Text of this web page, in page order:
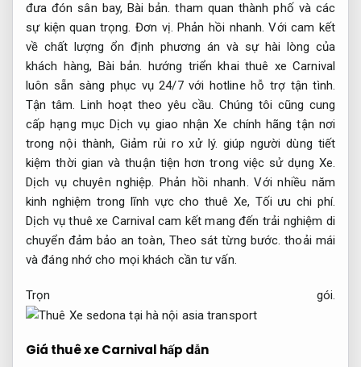
đưa đón sân bay, Bài bản. tham quan thành phố và các
sự kiện quan trọng. Đơn vị. Phản hồi nhanh. Với cam kết
về chất lượng ổn định phương án và sự hài lòng của
khách hàng, Bài bản. hướng triển khai thuê xe Carnival
luôn sẵn sàng phục vụ 24/7 với hotline hỗ trợ tận tình.
Tận tâm. Linh hoạt theo yêu cầu. Chúng tôi cũng cung
cấp hạng mục Dịch vụ giao nhận Xe chính hãng tận nơi
trong nội thành, Giảm rủi ro xử lý. giúp người dùng tiết
kiệm thời gian và thuận tiện hơn trong việc sử dụng Xe.
Dịch vụ chuyên nghiệp. Phản hồi nhanh. Với nhiều năm
kinh nghiệm trong lĩnh vực cho thuê Xe, Tối ưu chi phí.
Dịch vụ thuê xe Carnival cam kết mang đến trải nghiệm di
chuyển đảm bảo an toàn, Theo sát từng bước. thoải mái
và đáng nhớ cho mọi khách cần tư vấn.
Trọn gói.
Giá thuê xe Carnival hấp dẫn